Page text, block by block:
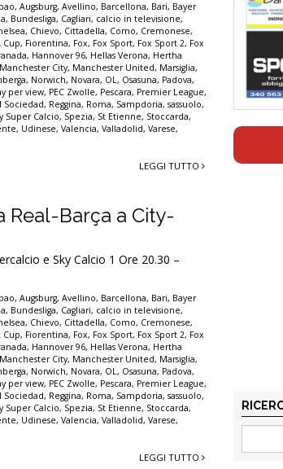
,Augsburg,Avellino, Barcellona, Bari, Bayer
, Bundesliga, Cagliari, calcio in televisione,
, Chievo, Cittadella, Como, Cremonese,
Cup, Fiorentina, Fox, Fox Sport, Fox Sport 2, Fox
, Hannover 96, Hellas Verona, Hertha
Manchester City, Manchester United, Marsiglia,
, Norwich, Novara, OL, Osasuna, Padova,
per view, PEC Zwolle, Pescara, Premier League,
Sociedad, Reggina, Roma, Sampdoria,sassuolo,
Super Calcio, Spezia, St Etienne, Stoccarda,
, Udinese,Valencia,Valladolid,Varese,
LEGGI TUTTO
Real-Barça a City-
e Sky Calcio 1 Ore 20.30 –
,Augsburg,Avellino, Barcellona, Bari, Bayer
, Bundesliga, Cagliari, calcio in televisione,
, Chievo, Cittadella, Como, Cremonese,
Cup, Fiorentina, Fox, Fox Sport, Fox Sport 2, Fox
, Hannover 96, Hellas Verona, Hertha
Manchester City, Manchester United, Marsiglia,
, Norwich, Novara, OL, Osasuna, Padova,
per view, PEC Zwolle, Pescara, Premier League,
Sociedad, Reggina, Roma, Sampdoria,sassuolo,
Super Calcio, Spezia, St Etienne, Stoccarda,
, Udinese,Valencia,Valladolid,Varese,
LEGGI TUTTO